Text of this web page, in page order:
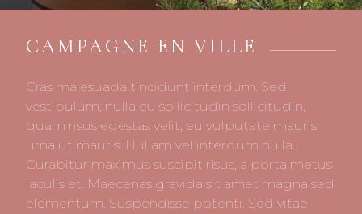
CAMPAGNE EN VILLE
Cras malesuada tincidunt interdum. Sed
vestibulum, nulla eu sollicitudin sollicitudin,
quam risus egestas velit, eu vulputate mauris
urna ut mauris. Nullam vel interdum nulla.
Curabitur maximus suscipit risus, a porta metus
iaculis et. Maecenas gravida sit amet magna sed
elementum. Suspendisse potenti. Sed vitae